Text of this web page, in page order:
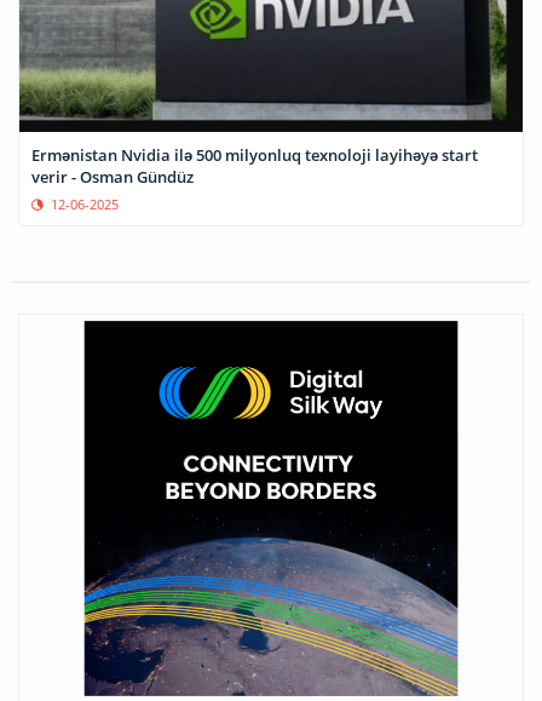
Ermənistan Nvidia ilə 500 milyonluq texnoloji layihəyə start
verir - Osman Gündüz
12-06-2025